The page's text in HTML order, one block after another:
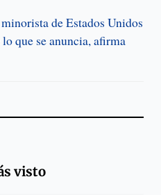
de Estados Unidos
que se anuncia, afirma
visto